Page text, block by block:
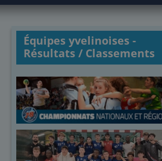
Équipes yvelinoises -
Résultats / Classements